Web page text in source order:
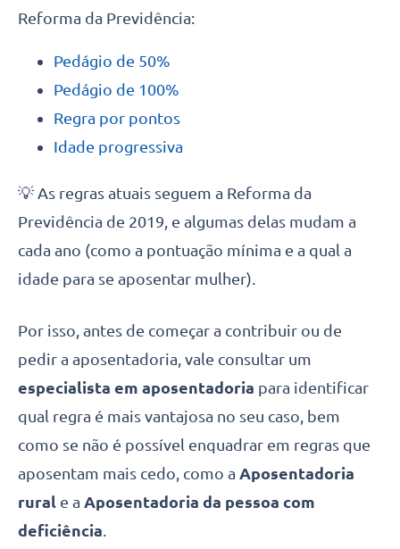
Reforma da Previdência:
Pedágio de 50%
Pedágio de 100%
Regra por pontos
Idade progressiva
💡 As regras atuais seguem a Reforma da
Previdência de 2019, e algumas delas mudam a
cada ano (como a pontuação mínima e a qual a
idade para se aposentar mulher).
Por isso, antes de começar a contribuir ou de
pedir a aposentadoria, vale consultar um
especialista em aposentadoria para identificar
qual regra é mais vantajosa no seu caso, bem
como se não é possível enquadrar em regras que
aposentam mais cedo, como a Aposentadoria
rural e a Aposentadoria da pessoa com
deficiência.